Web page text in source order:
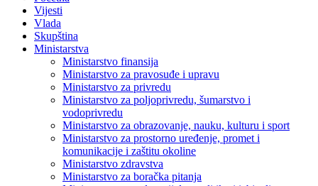
Vijesti
Vlada
Skupština
Ministarstva
Ministarstvo finansija
Ministarstvo za pravosuđe i upravu
Ministarstvo za privredu
Ministarstvo za poljoprivredu, šumarstvo i
vodoprivredu
Ministarstvo za obrazovanje, nauku, kulturu i sport
Ministarstvo za prostorno uređenje, promet i
komunikacije i zaštitu okoline
Ministarstvo zdravstva
Ministarstvo za boračka pitanja